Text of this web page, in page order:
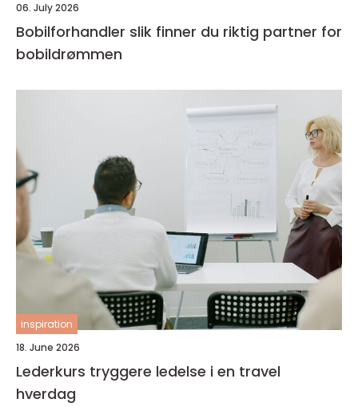
06. July 2026
Bobilforhandler slik finner du riktig partner for
bobildrømmen
inspiration
18. June 2026
Lederkurs tryggere ledelse i en travel
hverdag